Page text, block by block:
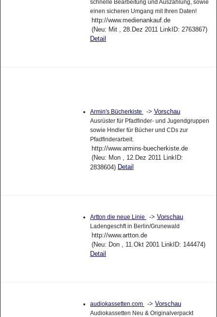
schnelle Bearbeitung und Auszahlung, sowie
einen sicheren Umgang mit Ihren Daten!
http://www.medienankauf.de
(Neu: Mit , 28.Dez 2011 LinkID: 2763867)
Detail
Armin's Bücherkiste -> Vorschau
Ausrüster für Pfadfinder- und Jugendgruppen
sowie Hndler für Bücher und CDs zur
Pfadfinderarbeit.
http://www.armins-buecherkiste.de
(Neu: Mon , 12.Dez 2011 LinkID:
2838604) Detail
Artton die neue Linie -> Vorschau
Ladengeschft in Berlin/Grunewald
http://www.artton.de
(Neu: Don , 11.Okt 2001 LinkID: 144474)
Detail
audiokassetten.com -> Vorschau
Audiokassetten Neu & Originalverpackt